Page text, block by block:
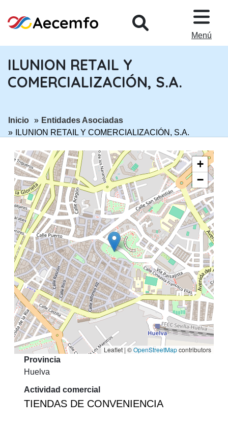
Menú
ILUNION RETAIL Y
COMERCIALIZACIÓN, S.A.
ir a página:
Inicio ir a página:
Entidades Asociadas
ILUNION RETAIL Y COMERCIALIZACIÓN, S.A.
+
−
Leaflet | ©OpenStreetMapcontributors
Provincia
Huelva
Actividad comercial
TIENDAS DE CONVENIENCIA